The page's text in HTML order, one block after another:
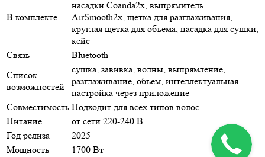
В комплекте
насадки Coanda2x, выпрямитель
AirSmooth2x, щётка для разглаживания,
круглая щётка для объёма, насадка для сушки,
кейс
Связь
Bluetooth
Список
возможностей
сушка, завивка, волны, выпрямление,
разглаживание, объём, интеллектуальная
настройка через приложение
Совместимость Подходит для всех типов волос
Питание
от сети 220-240 В
Год релиза
2025
Мощность
1700 Вт